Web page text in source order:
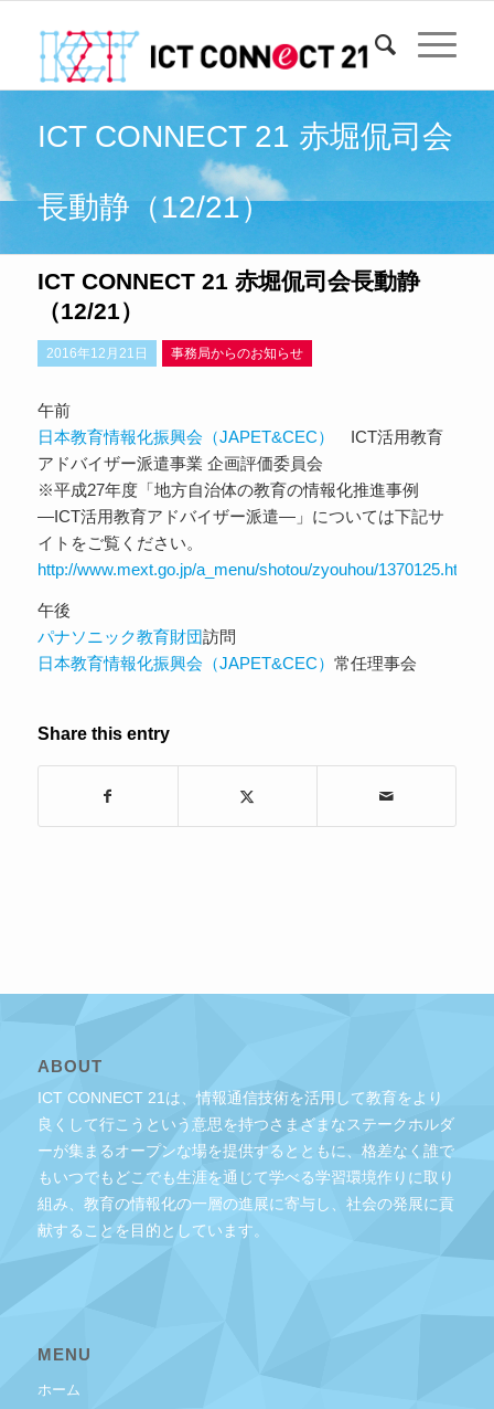
ICT CONNECT 21 赤堀侃司会
長動静（12/21）
ICT CONNECT 21 赤堀侃司会長動静
（12/21）
2016年12月21日 事務局からのお知らせ
午前
日本教育情報化振興会（JAPET&CEC）
ICT活用教育
アドバイザー派遣事業 企画評価委員会
※平成27年度「地方自治体の教育の情報化推進事例
―ICT活用教育アドバイザー派遣―」については下記サ
イトをご覧ください。
http://www.mext.go.jp/a_menu/shotou/zyouhou/1370125.htm
午後
パナソニック教育財団訪問
日本教育情報化振興会（JAPET&CEC） 常任理事会
Share this entry
ABOUT
ICT CONNECT 21は、情報通信技術を活用して教育をより
良くして行こうという意思を持つさまざまなステークホルダ
ーが集まるオープンな場を提供するとともに、格差なく誰で
もいつでもどこでも生涯を通じて学べる学習環境作りに取り
組み、教育の情報化の一層の進展に寄与し、社会の発展に貢
献することを目的としています。
MENU
ホーム